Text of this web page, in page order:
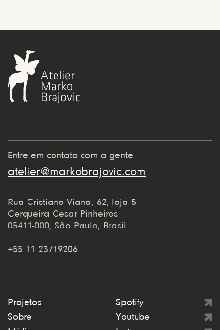
Entre em contato com a gente
atelier@markobrajovic.com
Rua Cristiano Viana, 62, loja 5
Cerqueira Cesar Pinheiros
05411-000, São Paulo, Brasil
+55 11 23719206
Projetos
Sobre
Spotify
Youtube